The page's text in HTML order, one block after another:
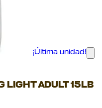
¡Última unidad!
LIGHT ADULT 15LB